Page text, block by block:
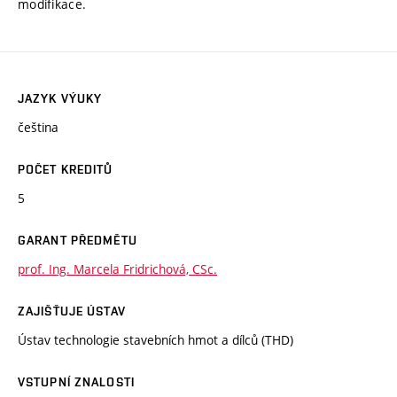
modifikace.
JAZYK VÝUKY
čeština
POČET KREDITŮ
5
GARANT PŘEDMĚTU
prof. Ing. Marcela Fridrichová, CSc.
ZAJIŠŤUJE ÚSTAV
Ústav technologie stavebních hmot a dílců (THD)
VSTUPNÍ ZNALOSTI